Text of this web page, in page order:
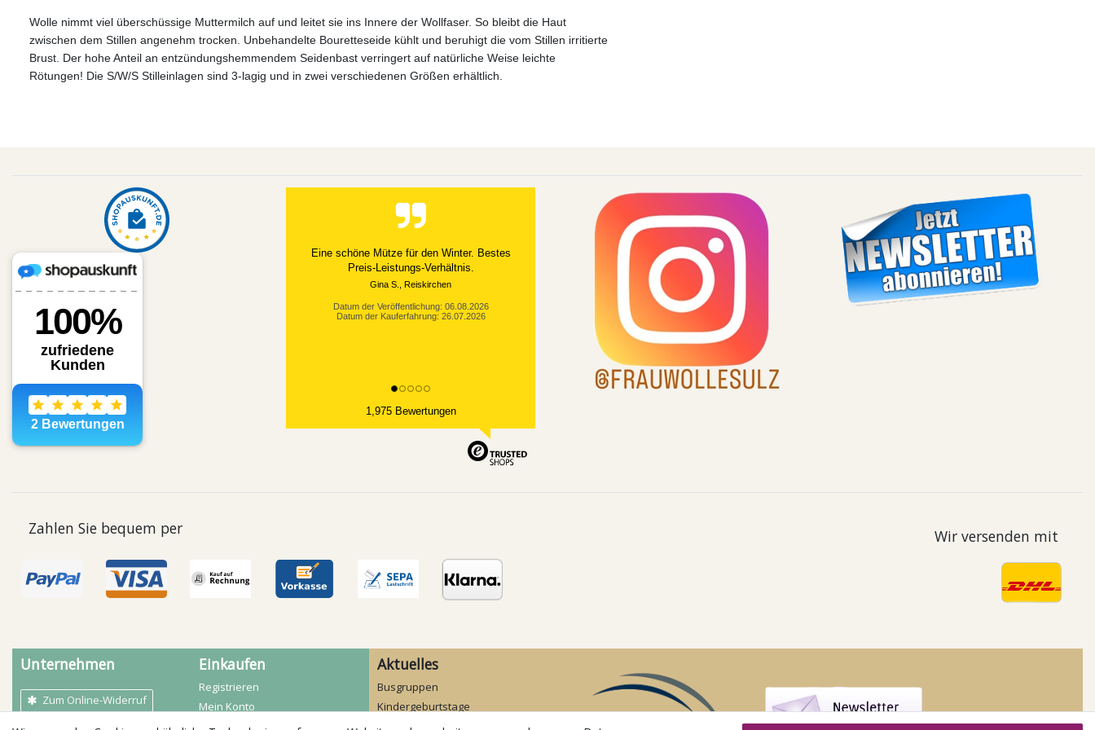
Wolle nimmt viel überschüssige Muttermilch auf und leitet sie ins Innere der Wollfaser. So bleibt die Haut
zwischen dem Stillen angenehm trocken. Unbehandelte Bouretteseide kühlt und beruhigt die vom Stillen irritierte
Brust. Der hohe Anteil an entzündungshemmendem Seidenbast verringert auf natürliche Weise leichte
Rötungen! Die S/W/S Stilleinlagen sind 3-lagig und in zwei verschiedenen Größen erhältlich.
Eine schöne Mütze für den Winter. Bestes
Preis-Leistungs-Verhältnis.
Gina S., Reiskirchen
Datum der Veröffentlichung: 06.08.2026
Datum der Kauferfahrung: 26.07.2026
1,975 Bewertungen
Zahlen Sie bequem per Wir versenden mit
Unternehmen
Zum Online-Widerruf
Einkaufen
Registrieren
Mein Konto
Mein Warenkorb
Aktuelles
Busgruppen
Kindergeburtstage
Kindergartenausflug